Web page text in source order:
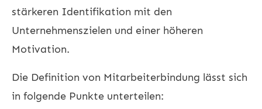
stärkeren Identifikation mit den
Unternehmenszielen und einer höheren
Motivation.
Die Definition von Mitarbeiterbindung lässt sich
in folgende Punkte unterteilen: